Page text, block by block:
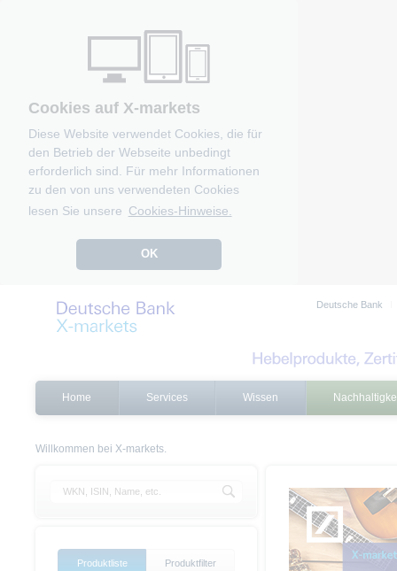
Cookies auf X-markets
Diese Website verwendet Cookies, die für
den Betrieb der Webseite unbedingt
erforderlich sind. Für mehr Informationen
zu den von uns verwendeten Cookies
lesen Sie unsere Cookies-Hinweise.
OK
Deutsche Bank
Home Services Wissen
Willkommen bei X-markets.
Produktliste Produktfilter